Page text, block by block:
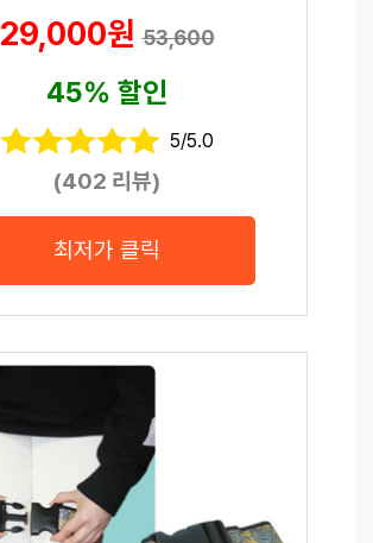
29,000원53,600
45% 할인
5/5.0
(402 리뷰)
최저가 클릭